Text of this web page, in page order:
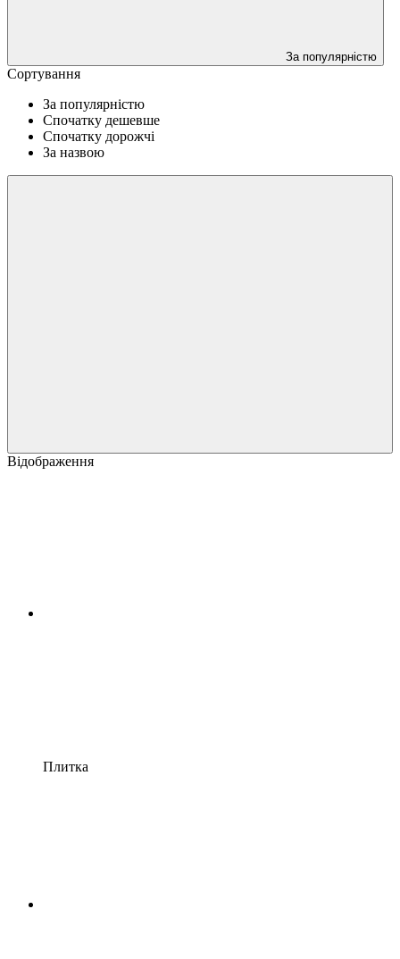
За популярністю
Сортування
За популярністю
Спочатку дешевше
Спочатку дорожчі
За назвою
Відображення
Плитка